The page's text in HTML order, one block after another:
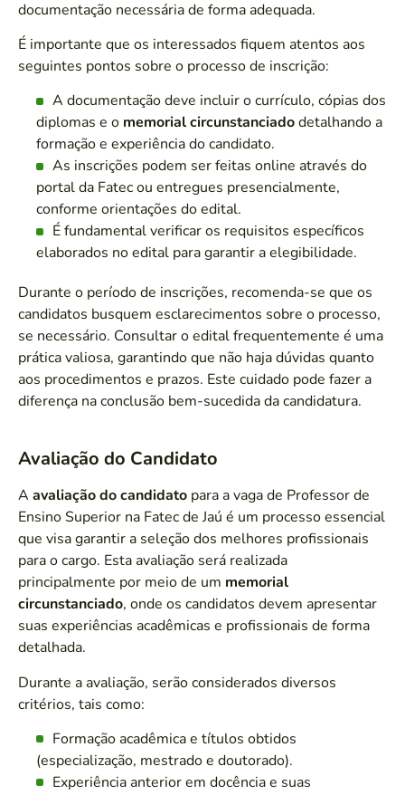
documentação necessária de forma adequada.
É importante que os interessados fiquem atentos aos
seguintes pontos sobre o processo de inscrição:
A documentação deve incluir o currículo, cópias dos
diplomas e o memorial circunstanciadodetalhando a
formação e experiência do candidato.
As inscrições podem ser feitas online através do
portal da Fatec ou entregues presencialmente,
conforme orientações do edital.
É fundamental verificar os requisitos específicos
elaborados no edital para garantir a elegibilidade.
Durante o período de inscrições, recomenda-se que os
candidatos busquem esclarecimentos sobre o processo,
se necessário. Consultar o edital frequentemente é uma
prática valiosa, garantindo que não haja dúvidas quanto
aos procedimentos e prazos. Este cuidado pode fazer a
diferença na conclusão bem-sucedida da candidatura.
Avaliação do Candidato
A avaliação do candidato para a vaga de Professor de
Ensino Superior na Fatec de Jaú é um processo essencial
que visa garantir a seleção dos melhores profissionais
para o cargo. Esta avaliação será realizada
principalmente por meio de um memorial
circunstanciado, onde os candidatos devem apresentar
suas experiências acadêmicas e profissionais de forma
detalhada.
Durante a avaliação, serão considerados diversos
critérios, tais como:
Formação acadêmica e títulos obtidos
(especialização, mestrado e doutorado).
Experiência anterior em docência e suas